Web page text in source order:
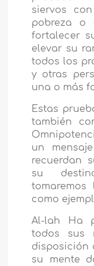
siervos
pobreza o
fortalecer
elevar su
todos los
y otras
una o más
Estas
también
un
recuerdan
su
como
Al-lah Ha
todos sus
disposición
su mente